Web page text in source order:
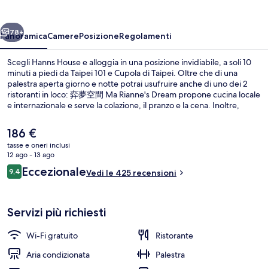
Avanti
78+
PanoramicaCamerePosizioneRegolamenti
Scegli Hanns House e alloggia in una posizione invidiabile, a soli 10
minuti a piedi da Taipei 101 e Cupola di Taipei. Oltre che di una
palestra aperta giorno e notte potrai usufruire anche di uno dei 2
ristoranti in loco: 弈夢空間 Ma Rianne's Dream propone cucina locale
e internazionale e serve la colazione, il pranzo e la cena. Inoltre,
di Taipei si trovano a soli 5 minuti in auto. Le recensioni dei
viaggiatori lodano il personale gentile e la vicinanza ai negozi.
Approfitta dei mezzi pubblici nelle vicinanze: Stazione di Taipei City
Hall è a 3 min e Stazione di Sun Yat-Sen Memorial Hall a 9 min a
piedi.
Il
prezzo
attuale
è
186 €
186 €
tasse e oneri inclusi
12 ago - 13 ago
Recensioni
9,49,4 su 10
EccezionaleVedi le 425 recensioni
Servizi più richiesti
Wi-Fi gratuito
Ristorante
Aria condizionata
Palestra